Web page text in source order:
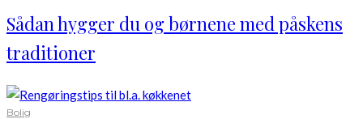
Sådan hygger du og børnene med påskens
traditioner
Bolig